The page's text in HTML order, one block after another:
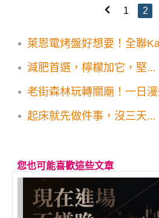
1 2
萊恩電烤盤好想要！全聯
減肥首選，檸檬加它，堅...
老街森林玩轉關廟！一日
起床就先做件事，沒三天...
您也可能喜歡這些文章